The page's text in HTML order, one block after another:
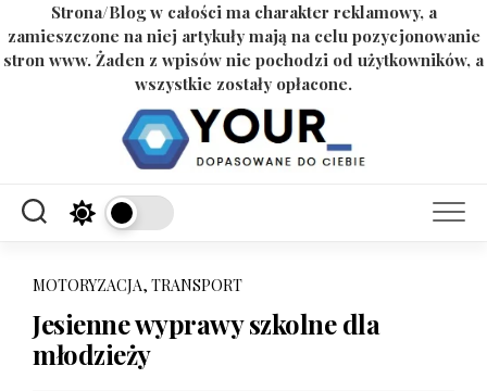
Strona/Blog w całości ma charakter reklamowy, a
zamieszczone na niej artykuły mają na celu pozycjonowanie
stron www. Żaden z wpisów nie pochodzi od użytkowników, a
wszystkie zostały opłacone.
MOTORYZACJA, TRANSPORT
Jesienne wyprawy szkolne dla
młodzieży